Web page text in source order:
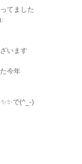
てました
います
今年
で(^_-)